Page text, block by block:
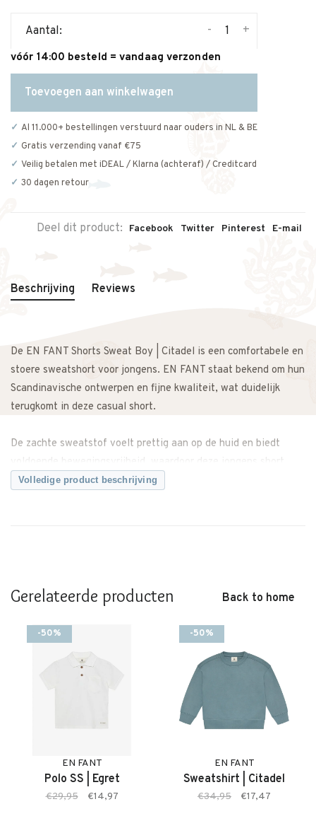
Aantal: +
-
vóór 14:00 besteld = vandaag verzonden
Toevoegen aan winkelwagen
Al 11.000+ bestellingen verstuurd naar ouders in NL & BE
Gratis verzending vanaf €75
Veilig betalen met iDEAL / Klarna (achteraf) / Creditcard
30 dagen retour
Deel dit product: Facebook Twitter Pinterest E-mail
Beschrijving Reviews
De EN FANT Shorts Sweat Boy | Citadel is een comfortabele en
stoere sweatshort voor jongens. EN FANT staat bekend om hun
Scandinavische ontwerpen en fijne kwaliteit, wat duidelijk
terugkomt in deze casual short.
De zachte sweatstof voelt prettig aan op de huid en biedt
voldoende bewegingsvrijheid, waardoor deze jongens short
perfect is voor spelen, sporten en ontspannen momenten. De
Kenmerken:
• Zachte en comfortabele sweatstof
• Kleur Citadel
• Comfortabele pasvorm met bewegingsvrijheid
• Ideaal voor warme dagen en speelmomenten
Volledige product beschrijving
Gerelateerde producten Back to home
-50%
EN FANT
Polo SS | Egret
€29,95 €14,97
-50%
EN FANT
Sweatshirt | Citadel
€34,95 €17,47